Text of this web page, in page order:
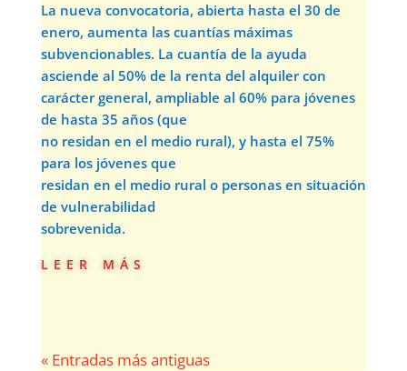
La nueva convocatoria, abierta hasta el 30 de
enero, aumenta las cuantías máximas
subvencionables. La cuantía de la ayuda
asciende al 50% de la renta del alquiler con
carácter general, ampliable al 60% para jóvenes
de hasta 35 años (que
no residan en el medio rural), y hasta el 75%
para los jóvenes que
residan en el medio rural o personas en situación
de vulnerabilidad
sobrevenida.
leer más
« Entradas más antiguas